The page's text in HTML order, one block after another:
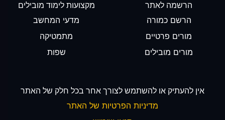
הרשמה לאתר
הרשם כמורה
מורים פרטיים
מורים מובילים
מקצועות לימוד מובילים
מדעי המחשב
מתמטיקה
שפות
אין להעתיק או להשתמש לצורך אחר בכל חלק של האתר
מדיניות הפרטיות של האתר